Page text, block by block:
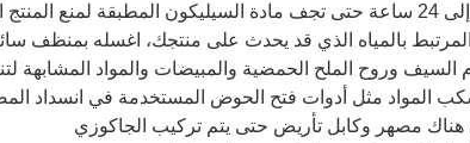
بالمياه الذي قد يحدث على منتجك، اغسله بمنظف
السيف وروح الملح الحمضية والمبيضات والمواد المشابهة
سكب المواد مثل أدوات فتح الحوض المستخدمة في
مصهر وكابل تأريض حتى يتم تركيب الجاكوزي